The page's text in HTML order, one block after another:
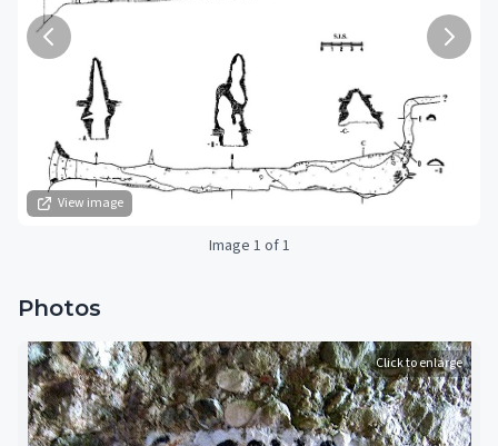
View image
Image 1 of 1
Photos
Click to enlarge